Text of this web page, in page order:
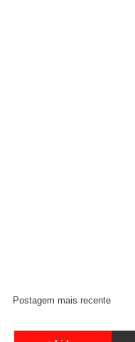
Postagem mais recente